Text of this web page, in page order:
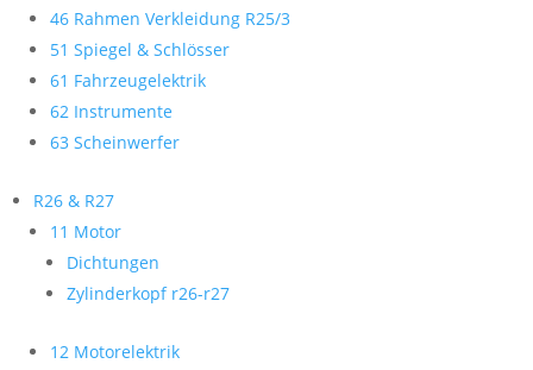
46 Rahmen Verkleidung R25/3
51 Spiegel & Schlösser
61 Fahrzeugelektrik
62 Instrumente
63 Scheinwerfer
R26 & R27
11 Motor
Dichtungen
Zylinderkopf r26-r27
12 Motorelektrik